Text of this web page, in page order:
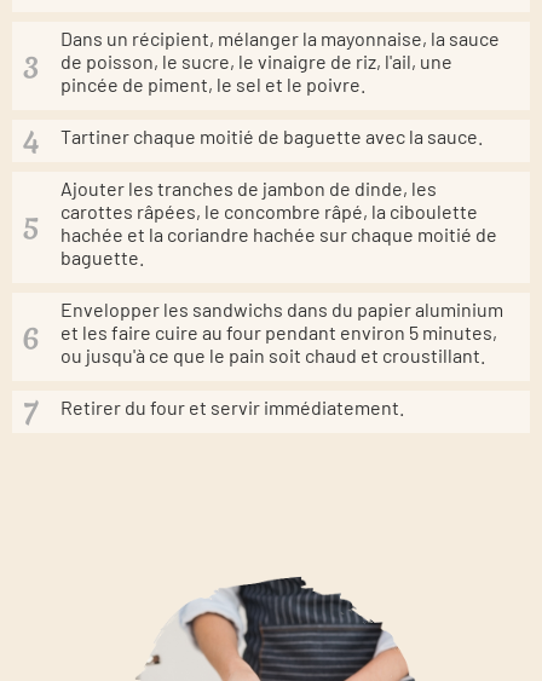
Dans un récipient, mélanger la mayonnaise, la sauce
de poisson, le sucre, le vinaigre de riz, l'ail, une
pincée de piment, le sel et le poivre.
Tartiner chaque moitié de baguette avec la sauce.
Ajouter les tranches de jambon de dinde, les
carottes râpées, le concombre râpé, la ciboulette
hachée et la coriandre hachée sur chaque moitié de
baguette.
Envelopper les sandwichs dans du papier aluminium
et les faire cuire au four pendant environ 5 minutes,
ou jusqu'à ce que le pain soit chaud et croustillant.
Retirer du four et servir immédiatement.